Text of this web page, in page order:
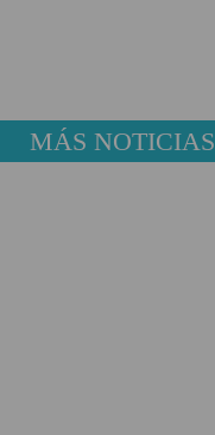
MÁS NOTICIAS